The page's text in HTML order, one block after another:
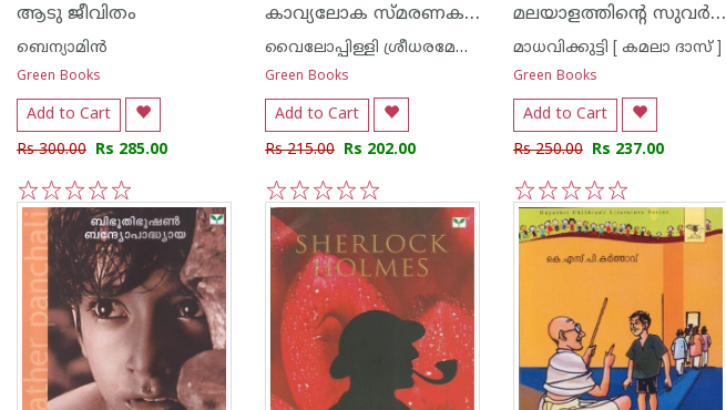
ആടു ജീവിതം
ബെന്യാമിന്‍
Green Books
Add to Cart
Rs 300.00 Rs 285.00
5
4
3
2
1
കാവ്യലോക സ്മരണകള്‍
വൈലോപ്പിള്ളി ശ്രീധരമേനോ‌ന്‍
Green Books
Add to Cart
Rs 215.00 Rs 202.00
5
4
3
2
1
മലയാളത്തിന്റെ സുവര്‍ണ്ണ കഥകള്‍ - മാധവിക്കുട്ടി
മാധവിക്കുട്ടി [ കമലാ ദാസ് ]
Green Books
Add to Cart
Rs 250.00 Rs 237.00
5
4
3
2
1